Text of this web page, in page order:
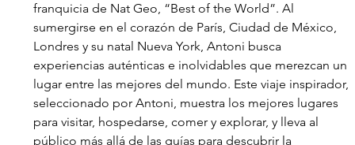
franquicia de Nat Geo, “Best of the World”. Al
sumergirse en el corazón de París, Ciudad de México,
Londres y su natal Nueva York, Antoni busca
experiencias auténticas e inolvidables que merezcan un
lugar entre las mejores del mundo. Este viaje inspirador,
seleccionado por Antoni, muestra los mejores lugares
para visitar, hospedarse, comer y explorar, y lleva al
público más allá de las guías para descubrir la